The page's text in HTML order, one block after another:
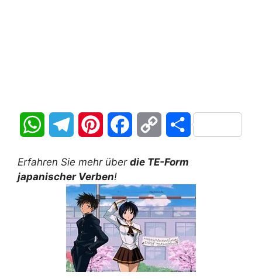
W
a l
e
g
r
a
n
t
e
r
e
e
b
o
o
y
L
i
n
T
l
e
n
Erfahren Sie mehr über die TE-Form
japanischer Verben!